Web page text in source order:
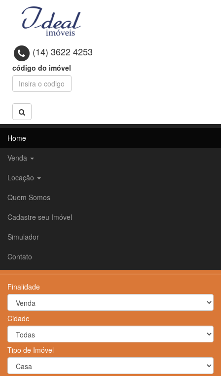
(14) 3622 4253
código do imóvel
Home
Venda
Locação
Quem Somos
Cadastre seu Imóvel
Simulador
Contato
Finalidade
Cidade
Tipo de Imóvel